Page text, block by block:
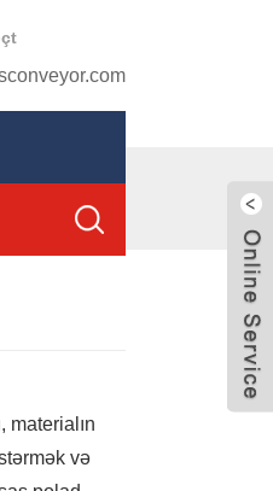
materialın
və